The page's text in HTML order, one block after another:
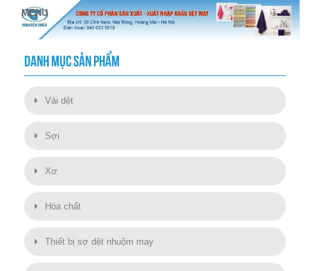
DANH MỤC SẢN PHẨM
Vải dệt
Sợi
Xơ
Hóa chất
Thiết bị sợ dệt nhuộm may